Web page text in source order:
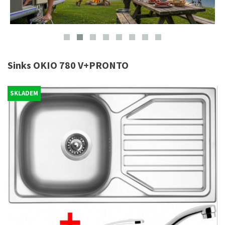
Sinks OKIO 780 V+PRONTO
SKLADEM